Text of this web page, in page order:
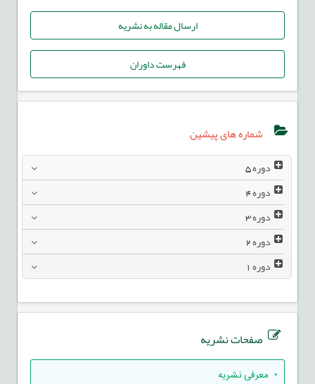
ارسال مقاله به نشریه
فهرست داوران
شماره های پیشین
دوره5
دوره4
دوره3
دوره2
دوره1
صفحات نشریه
• معرفی نشریه